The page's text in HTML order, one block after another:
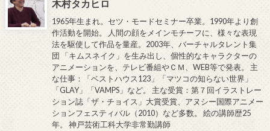
木村タカヒロ
1965年生まれ。セツ・モードセミナー卒業。1990年より創
作活動を開始。 人間の顔をメインモチーフに、様々な表現
法を駆使して作品を量産。2003年、バーチャルタレント集
団 「キムスネイク」を生み出し、個性的なキャラクターの
アニメーションを、テレビ番組やＣＭ、WEB等で発表。 主
な仕事：「ベストハウス123」「マツコの知らない世界」
「GLAY」「VAMPS」など。 主な受賞：第７回イラストレー
ション誌「ザ・チョイス」大賞受賞、アヌシー国際アニメー
ションフェスティバル（2010）など多数。 絵の講師歴25
年。 神戸芸術工科大学非常勤講師